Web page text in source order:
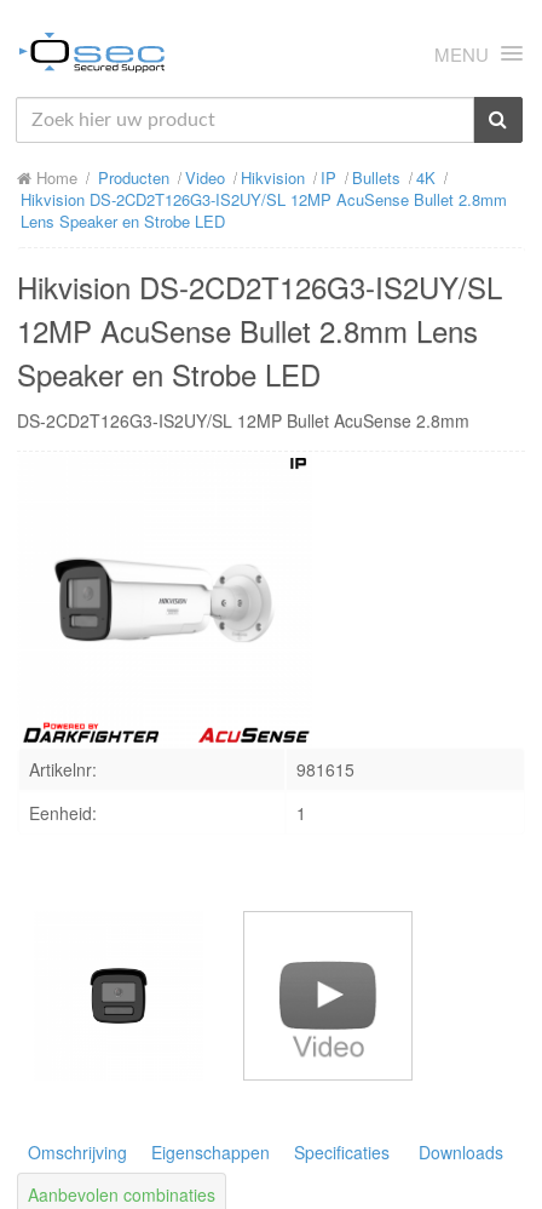
MENU
HOME
OVER ONS
NIEUWS
PRODUCTEN
SUPPORT
RMA
Home Producten Video Hikvision IP Bullets
4K
Hikvision DS-2CD2T126G3-IS2UY/SL 12MP AcuSense Bullet 2.8mm
Lens Speaker en Strobe LED
Hikvision DS-2CD2T126G3-IS2UY/SL
12MP AcuSense Bullet 2.8mm Lens
Speaker en Strobe LED
DS-2CD2T126G3-IS2UY/SL 12MP Bullet AcuSense 2.8mm
Artikelnr:
981615
Eenheid:
1
Omschrijving Eigenschappen Specificaties
Downloads
Aanbevolen combinaties